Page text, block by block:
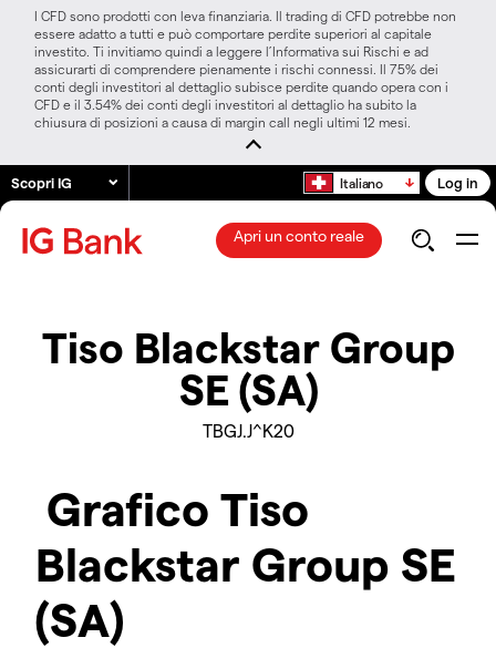
I CFD sono prodotti con leva finanziaria. Il trading di CFD potrebbe non
essere adatto a tutti e può comportare perdite superiori al capitale
investito. Ti invitiamo quindi a leggere l’Informativa sui Rischi e ad
assicurarti di comprendere pienamente i rischi connessi. Il 75% dei
conti degli investitori al dettaglio subisce perdite quando opera con i
CFD e il 3.54% dei conti degli investitori al dettaglio ha subito la
chiusura di posizioni a causa di margin call negli ultimi 12 mesi.
Scopri IG Italiano Log in
Apri un conto reale
Tiso Blackstar Group
SE (SA)
TBGJ.J^K20
Grafico Tiso
Blackstar Group SE
(SA)